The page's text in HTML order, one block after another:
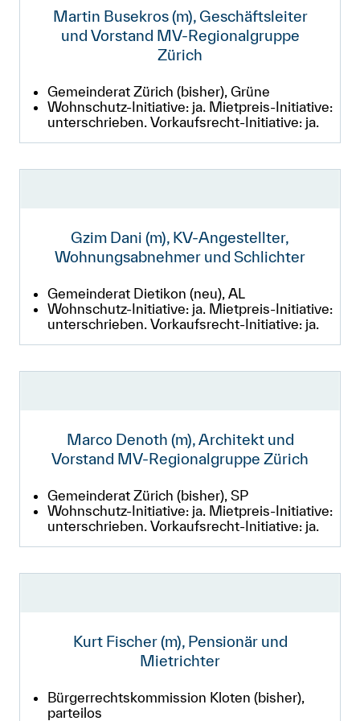
Martin Busekros (m), Geschäftsleiter
und Vorstand MV-Regionalgruppe
Zürich
Gemeinderat Zürich (bisher), Grüne
Wohnschutz-Initiative: ja. Mietpreis-Initiative:
unterschrieben. Vorkaufsrecht-Initiative: ja.
Gzim Dani (m), KV-Angestellter,
Wohnungsabnehmer und Schlichter
Gemeinderat Dietikon (neu), AL
Wohnschutz-Initiative: ja. Mietpreis-Initiative:
unterschrieben. Vorkaufsrecht-Initiative: ja.
Marco Denoth (m), Architekt und
Vorstand MV-Regionalgruppe Zürich
Gemeinderat Zürich (bisher), SP
Wohnschutz-Initiative: ja. Mietpreis-Initiative:
unterschrieben. Vorkaufsrecht-Initiative: ja.
Kurt Fischer (m), Pensionär und
Mietrichter
Bürgerrechtskommission Kloten (bisher),
parteilos